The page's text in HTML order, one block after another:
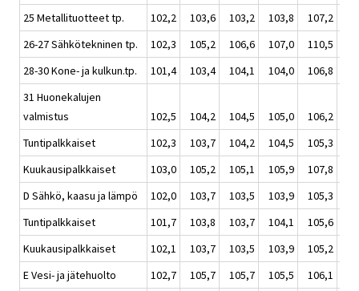
25 Metallituotteet tp.
102,2 103,6 103,2 103,8 107,2
26-27 Sähkötekninen tp.
102,3 105,2 106,6 107,0 110,5
28-30 Kone- ja kulkun.tp.
101,4 103,4 104,1 104,0 106,8
31 Huonekalujen
valmistus
102,5 104,2 104,5 105,0 106,2
Tuntipalkkaiset
102,3 103,7 104,2 104,5 105,3
Kuukausipalkkaiset
103,0 105,2 105,1 105,9 107,8
D Sähkö, kaasu ja lämpö
102,0 103,7 103,5 103,9 105,3
Tuntipalkkaiset
101,7 103,8 103,7 104,1 105,6
Kuukausipalkkaiset
102,1 103,7 103,5 103,9 105,2
E Vesi- ja jätehuolto
102,7 105,7 105,7 105,5 106,1